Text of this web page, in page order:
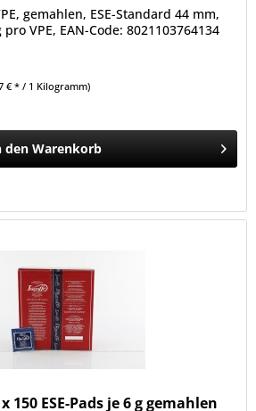
gemahlen, ESE-Standard 44 mm,
VPE, EAN-Code: 8021103764134
€ * / 1 Kilogramm)
den Warenkorb
150 ESE-Pads je 6 g gemahlen